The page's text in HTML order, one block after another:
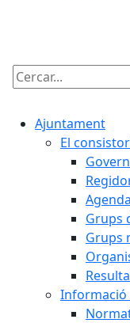
Cercar:
Ajuntament
El
Grups
Grups
Informació